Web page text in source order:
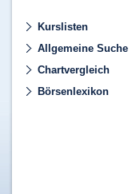
Kurslisten
Allgemeine Suche
Chartvergleich
Börsenlexikon